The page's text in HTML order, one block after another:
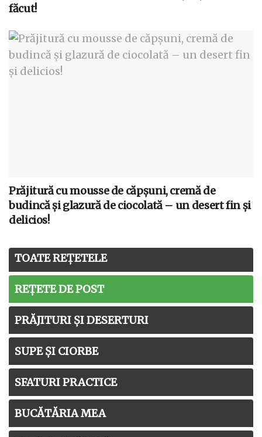
făcut!
Prăjitură cu mousse de căpșuni, cremă de
budincă și glazură de ciocolată – un desert fin și
delicios!
TOATE REȚETELE
REȚETE DE POST
PRĂJITURI ȘI DESERTURI
SUPE ȘI CIORBE
SFATURI PRACTICE
BUCĂTĂRIA MEA